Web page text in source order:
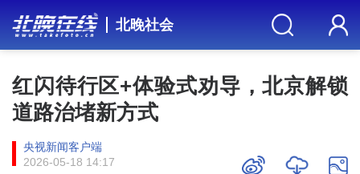
北晚社会
红闪待行区+体验式劝导，北京解锁
道路治堵新方式
央视新闻客户端
2026-05-18 14:17